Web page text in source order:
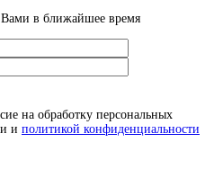
Вами в ближайшее время
на обработку персональных
и политикой конфиденциальности